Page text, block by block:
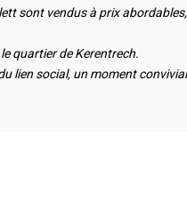
sont vendus à prix
quartier de Kerentrech.
lien social, un moment